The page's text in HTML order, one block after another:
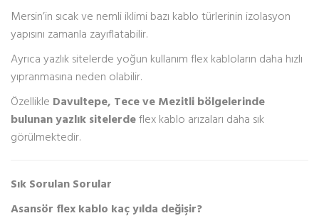
Mersin’in sıcak ve nemli iklimi bazı kablo türlerinin izolasyon
yapısını zamanla zayıflatabilir.
Ayrıca yazlık sitelerde yoğun kullanım flex kabloların daha hızlı
yıpranmasına neden olabilir.
Özellikle Davultepe, Tece ve Mezitli bölgelerinde
bulunan yazlık sitelerdeflex kablo arızaları daha sık
görülmektedir.
Sık Sorulan Sorular
Asansör flex kablo kaç yılda değişir?